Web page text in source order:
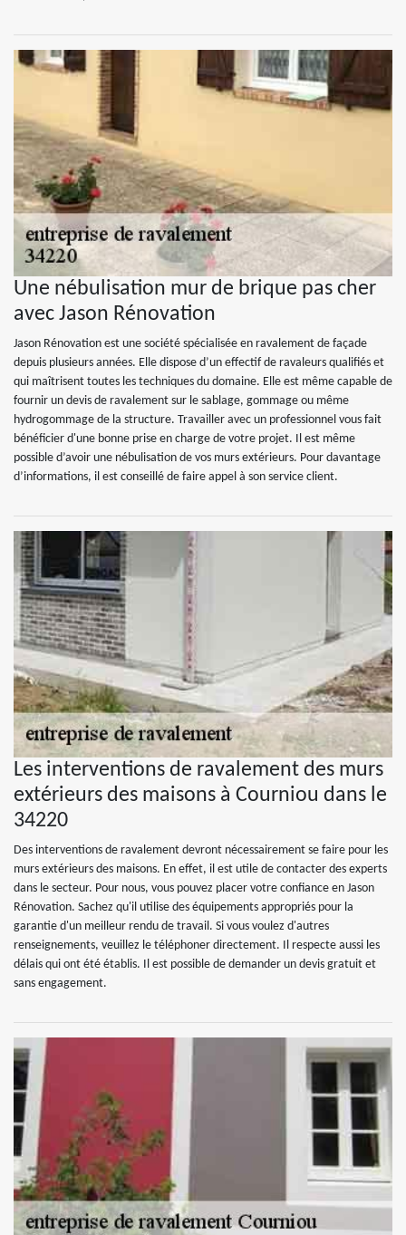
Une nébulisation mur de brique pas cher
avec Jason Rénovation
Jason Rénovation est une société spécialisée en ravalement de façade
depuis plusieurs années. Elle dispose d’un effectif de ravaleurs qualifiés et
qui maîtrisent toutes les techniques du domaine. Elle est même capable de
fournir un devis de ravalement sur le sablage, gommage ou même
hydrogommage de la structure. Travailler avec un professionnel vous fait
bénéficier d'une bonne prise en charge de votre projet. Il est même
possible d’avoir une nébulisation de vos murs extérieurs. Pour davantage
d’informations, il est conseillé de faire appel à son service client.
Les interventions de ravalement des murs
extérieurs des maisons à Courniou dans le
34220
Des interventions de ravalement devront nécessairement se faire pour les
murs extérieurs des maisons. En effet, il est utile de contacter des experts
dans le secteur. Pour nous, vous pouvez placer votre confiance en Jason
Rénovation. Sachez qu'il utilise des équipements appropriés pour la
garantie d'un meilleur rendu de travail. Si vous voulez d'autres
renseignements, veuillez le téléphoner directement. Il respecte aussi les
délais qui ont été établis. Il est possible de demander un devis gratuit et
sans engagement.